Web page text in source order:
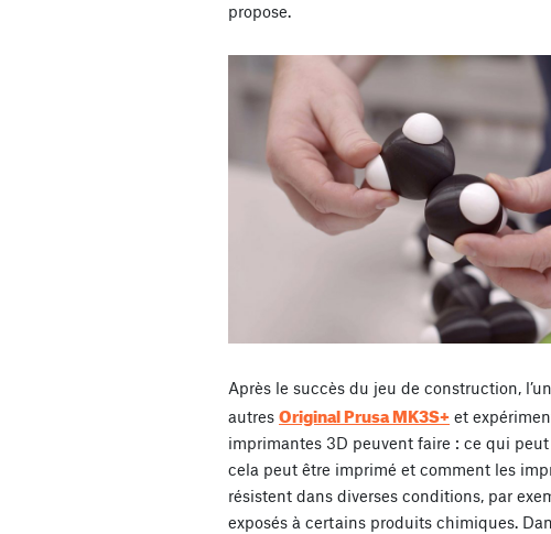
propose.
Après le succès du jeu de construction,
autres Original Prusa MK3S+ et
imprimantes 3D peuvent faire : ce qui
cela peut être imprimé et comment les
résistent dans diverses conditions, par
exposés à certains produits chimiques.